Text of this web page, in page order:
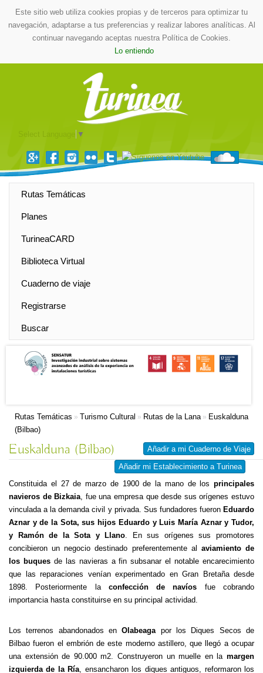
Este sitio web utiliza cookies propias y de terceros para optimizar tu
navegación, adaptarse a tus preferencias y realizar labores analíticas. Al
continuar navegando aceptas nuestra Política de Cookies.
Lo entiendo
▼
Rutas Temáticas
Planes
TurineaCARD
Biblioteca Virtual
Cuaderno de viaje
Registrarse
Buscar
Rutas Temáticas » Turismo Cultural » Rutas de la Lana» Euskalduna
(Bilbao)
Añadir a mi Cuaderno de Viaje
Añadir mi Establecimiento a Turinea
Euskalduna (Bilbao)
Constituida el 27 de marzo de 1900 de la mano de los principales
navieros de Bizkaia, fue una empresa que desde sus orígenes estuvo
vinculada a la demanda civil y privada. Sus fundadores fueron Eduardo
Aznar y de la Sota, sus hijos Eduardo y Luis María Aznar y Tudor,
y Ramón de la Sota y Llano. En sus orígenes sus promotores
concibieron un negocio destinado preferentemente al aviamiento de
los buquesde las navieras a fin subsanar el notable encarecimiento
que las reparaciones venían experimentado en Gran Bretaña desde
1898. Posteriormente la confección de navíos fue cobrando
importancia hasta constituirse en su principal actividad.
Los terrenos abandonados enOlabeagapor los Diques Secos de
Bilbao fueron el embrión de este moderno astillero, que llegó a ocupar
una extensión de 90.000 m2. Construyeron un muelle en lamargen
izquierda de la Ría, ensancharon los diques antiguos, reformaron los